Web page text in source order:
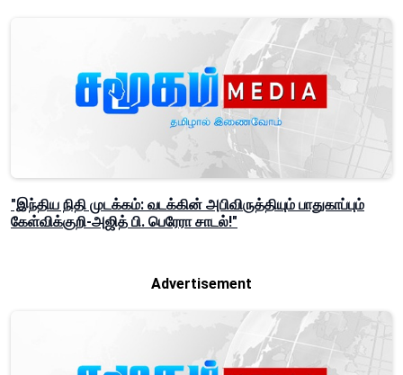
"இந்திய நிதி முடக்கம்: வடக்கின் அபிவிருத்தியும் பாதுகாப்பும்
கேள்விக்குறி-அஜித் பி. பெரேரா சாடல்!"
Advertisement